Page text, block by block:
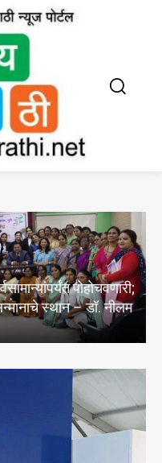
अत्याचारप्रकरणी
बालसुरक्षा कृती
यांची मागणी